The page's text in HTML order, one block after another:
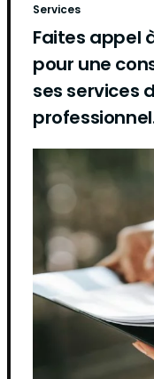
Services
Faites appel
pour une
ses services